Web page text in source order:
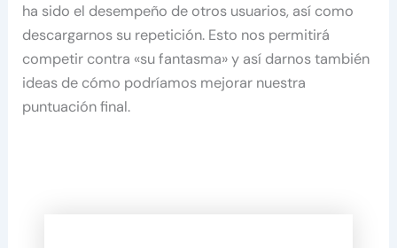
ha sido el desempeño de otros usuarios, así como
descargarnos su repetición. Esto nos permitirá
competir contra «su fantasma» y así darnos también
ideas de cómo podríamos mejorar nuestra
puntuación final.